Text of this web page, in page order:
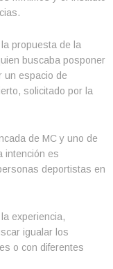
propuesta de la
buscaba posponer
un espacio de
solicitado por la
de MC y uno de
intención es
deportistas en
experiencia,
igualar los
o con diferentes